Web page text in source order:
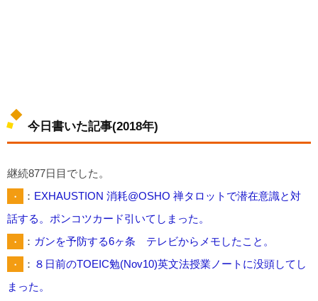
今日書いた記事(2018年)
継続877日目でした。
・
： EXHAUSTION 消耗@OSHO 禅タロットで潜在意識と対
話する。ポンコツカード引いてしまった。
・
： ガンを予防する6ヶ条 テレビからメモしたこと。
・
： ８日前のTOEIC勉(Nov10)英文法授業ノートに没頭してし
まった。